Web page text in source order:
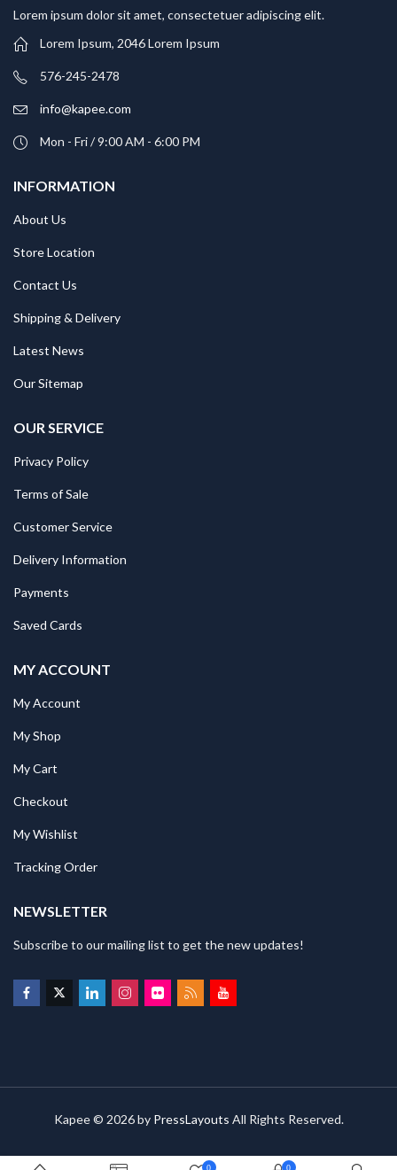
Lorem ipsum dolor sit amet, consectetuer adipiscing elit.
Lorem Ipsum, 2046 Lorem Ipsum
576-245-2478
info@kapee.com
Mon - Fri / 9:00 AM - 6:00 PM
INFORMATION
About Us
Store Location
Contact Us
Shipping & Delivery
Latest News
Our Sitemap
OUR SERVICE
Privacy Policy
Terms of Sale
Customer Service
Delivery Information
Payments
Saved Cards
MY ACCOUNT
My Account
My Shop
My Cart
Checkout
My Wishlist
Tracking Order
NEWSLETTER
Subscribe to our mailing list to get the new updates!
Kapee © 2026 by PressLayouts All Rights Reserved.
0 0